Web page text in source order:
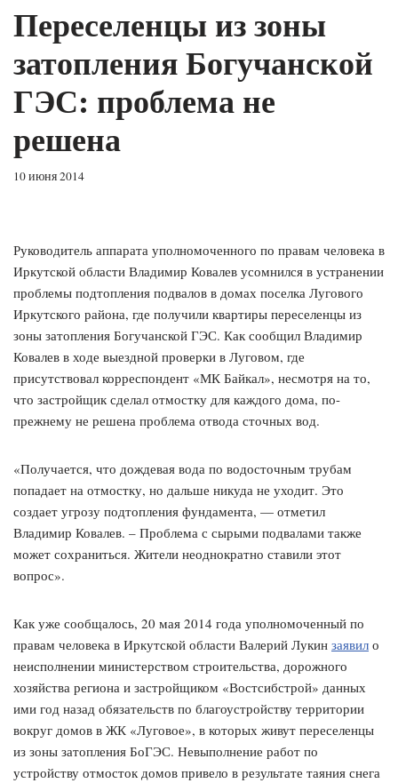
Переселенцы из зоны
затопления Богучанской
ГЭС: проблема не
решена
10 июня 2014
Руководитель аппарата уполномоченного по правам человека в
Иркутской области Владимир Ковалев усомнился в устранении
проблемы подтопления подвалов в домах поселка Лугового
Иркутского района, где получили квартиры переселенцы из
зоны затопления Богучанской ГЭС. Как сообщил Владимир
Ковалев в ходе выездной проверки в Луговом, где
присутствовал корреспондент «МК Байкал», несмотря на то,
что застройщик сделал отмостку для каждого дома, по-
прежнему не решена проблема отвода сточных вод.
«Получается, что дождевая вода по водосточным трубам
попадает на отмостку, но дальше никуда не уходит. Это
создает угрозу подтопления фундамента, — отметил
Владимир Ковалев. – Проблема с сырыми подвалами также
может сохраниться. Жители неоднократно ставили этот
вопрос».
Как уже сообщалось, 20 мая 2014 года уполномоченный по
правам человека в Иркутской области Валерий Лукин заявил о
неисполнении министерством строительства, дорожного
хозяйства региона и застройщиком «Востсибстрой» данных
ими год назад обязательств по благоустройству территории
вокруг домов в ЖК «Луговое», в которых живут переселенцы
из зоны затопления БоГЭС. Невыполнение работ по
устройству отмосток домов привело в результате таяния снега